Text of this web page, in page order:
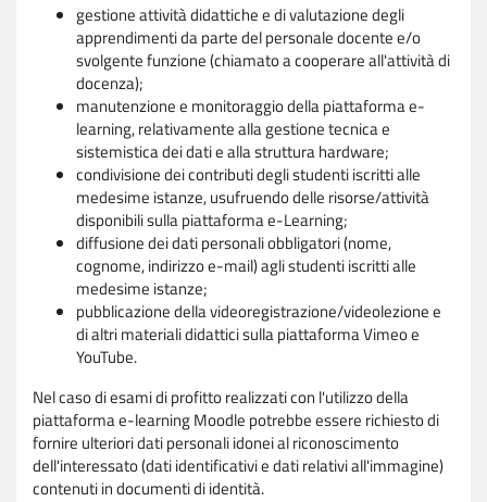
gestione attività didattiche e di valutazione degli
apprendimenti da parte del personale docente e/o
svolgente funzione (chiamato a cooperare all'attività di
docenza);
manutenzione e monitoraggio della piattaforma e-
learning, relativamente alla gestione tecnica e
sistemistica dei dati e alla struttura hardware;
condivisione dei contributi degli studenti iscritti alle
medesime istanze, usufruendo delle risorse/attività
disponibili sulla piattaforma e-Learning;
diffusione dei dati personali obbligatori (nome,
cognome, indirizzo e-mail) agli studenti iscritti alle
medesime istanze;
pubblicazione della videoregistrazione/videolezione e
di altri materiali didattici sulla piattaforma Vimeo e
YouTube.
Nel caso di esami di profitto realizzati con l'utilizzo della
piattaforma e-learning Moodle potrebbe essere richiesto di
fornire ulteriori dati personali idonei al riconoscimento
dell'interessato (dati identificativi e dati relativi all'immagine)
contenuti in documenti di identità.